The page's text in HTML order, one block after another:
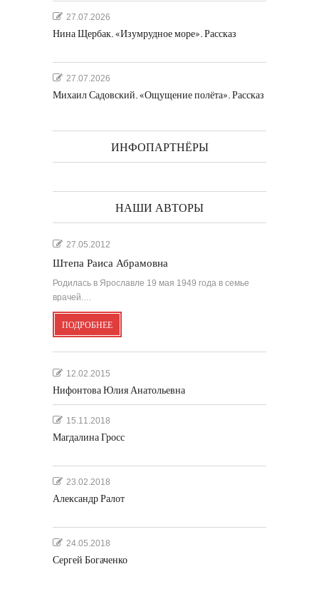
27.07.2026
Нина Щербак. «Изумрудное море». Рассказ
27.07.2026
Михаил Садовский. «Ощущение полёта». Рассказ
ИНФОПАРТНЁРЫ
НАШИ АВТОРЫ
27.05.2012
Штепа Раиса Абрамовна
Родилась в Ярославле 19 мая 1949 года в семье
врачей.…
ПОДРОБНЕЕ
12.02.2015
Нифонтова Юлия Анатольевна
15.11.2018
Магдалина Гросс
23.02.2018
Александр Ралот
24.05.2018
Сергей Богаченко